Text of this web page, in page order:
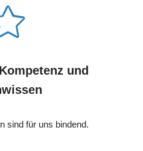
und
sind für uns bindend.